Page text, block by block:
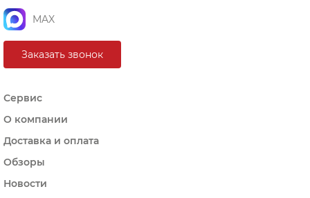
MAX
Заказать звонок
Сервис
О компании
Доставка и оплата
Обзоры
Новости